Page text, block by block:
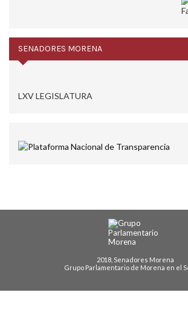
SENADORES MORENA
LXV LEGISLATURA
2018, Senadores Morena
Grupo Parlamentario de Morena en el